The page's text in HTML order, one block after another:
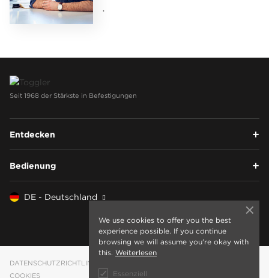
.
Seit 1968 der Stärkste in Befestigungen
Entdecken
Bedienung
DE - Deutschland
DATENSCHUTZRICHTLINIE
COOKIES
We use cookies to offer you the best
experience possible. If you continue
browsing we will assume you're okay with
this. Weiterlesen
Essenziell